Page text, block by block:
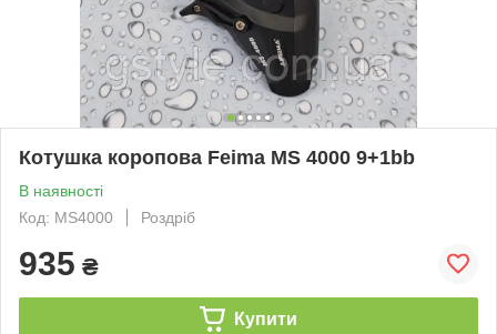
Котушка коропова Feima MS 4000 9+1bb
В наявності
Код: MS4000
Роздріб
935 ₴
Купити